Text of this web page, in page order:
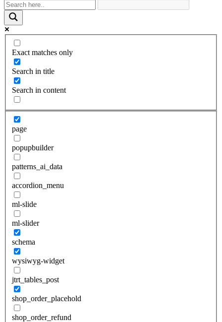
Exact matches only
Search in title
Search in content
page
popupbuilder
patterns_ai_data
accordion_menu
ml-slide
ml-slider
schema
wysiwyg-widget
jtrt_tables_post
shop_order_placehold
shop_order_refund